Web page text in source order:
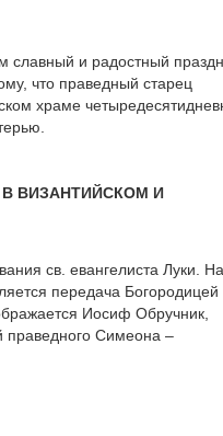
славный и радостный
что праведный старец
храме
ВИЗАНТИЙСКОМ И
св. евангелиста Луки. На
передача Богородицей
Иосиф Обручник,
праведного Симеона –